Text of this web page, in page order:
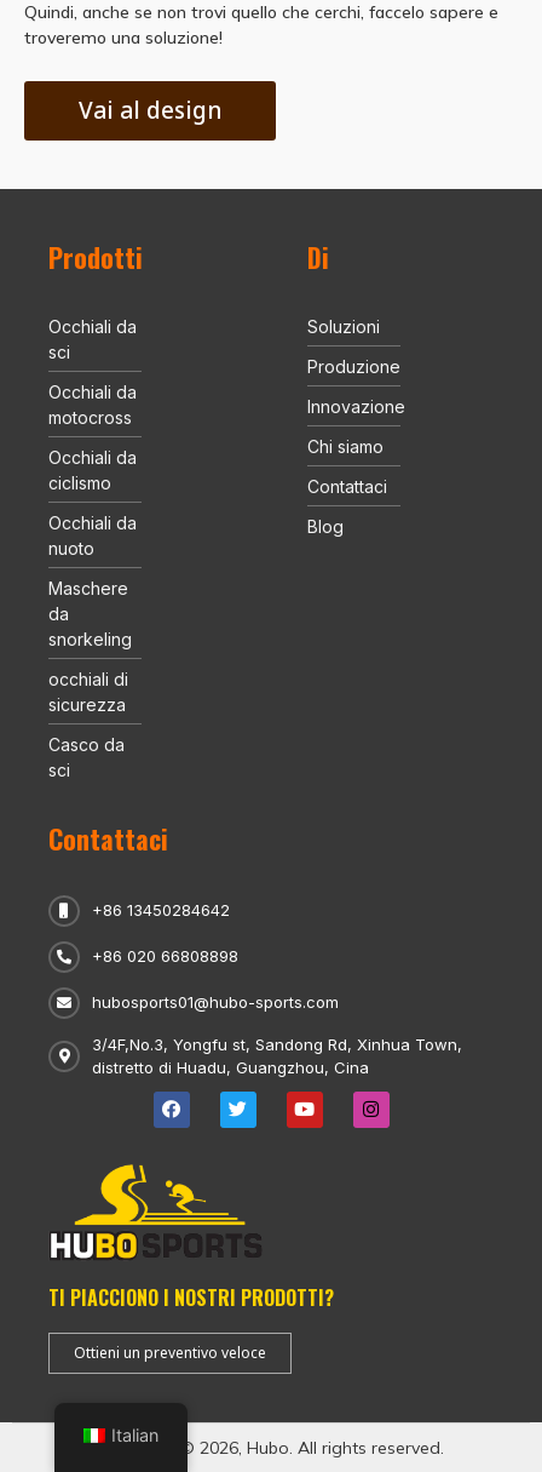
Quindi, anche se non trovi quello che cerchi, faccelo sapere e
troveremo una soluzione!
Vai al design
Prodotti
Occhiali da
sci
Occhiali da
motocross
Occhiali da
ciclismo
Occhiali da
nuoto
Maschere
da
snorkeling
occhiali di
sicurezza
Casco da
sci
Di
Soluzioni
Produzione
Innovazione
Chi siamo
Contattaci
Blog
Contattaci
+86 13450284642
+86 020 66808898
hubosports01@hubo-sports.com
3/4F,No.3, Yongfu st, Sandong Rd, Xinhua Town,
distretto di Huadu, Guangzhou, Cina
TI PIACCIONO I NOSTRI PRODOTTI?
Ottieni un preventivo veloce
Copyright © 2026, Hubo. All rights reserved.
Italian